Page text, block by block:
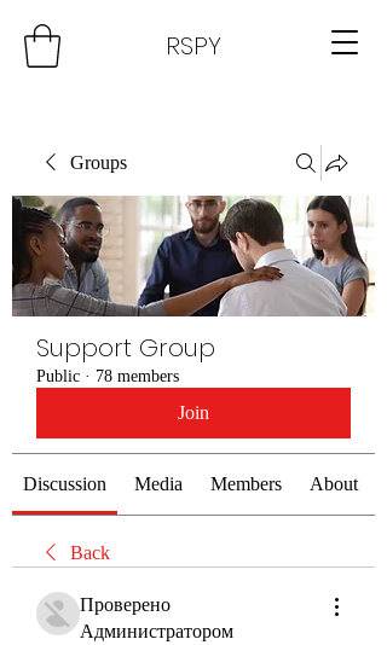
RSPY
Groups
Support Group
Public · 78 members
Join
Discussion Media Members About
Back
Проверено
Администратором